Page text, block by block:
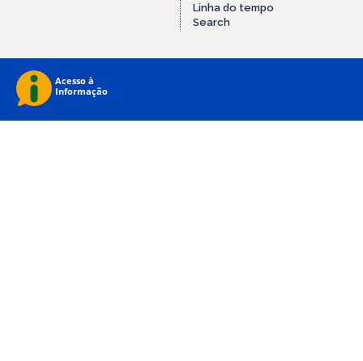
Linha do tempo
Search